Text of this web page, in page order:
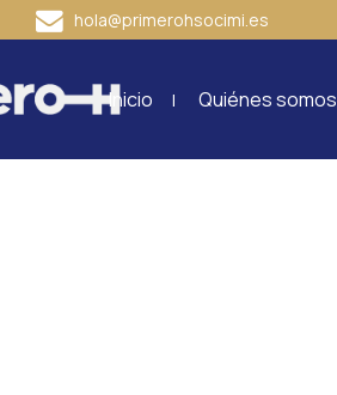
hola@primerohsocimi.es
Inicio Quiénes somos